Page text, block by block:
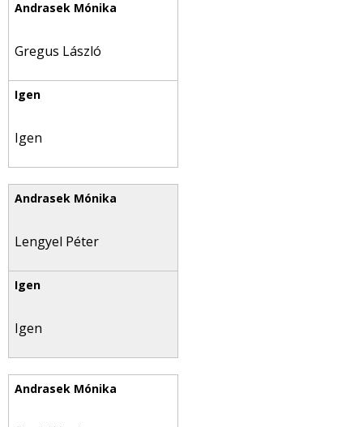
Gregus László
Igen
Lengyel Péter
Igen